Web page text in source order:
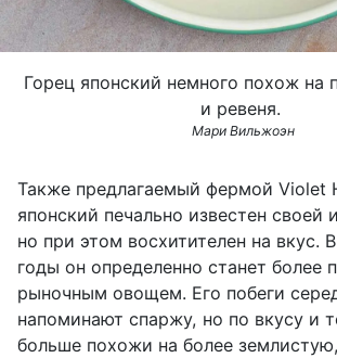
Горец японский немного похож на
и ревеня.
Мари Вильжоэн
Также предлагаемый фермой Violet
японский печально известен своей
но при этом восхитителен на вкус.
годы он определенно станет более
рыночным овощем. Его побеги
напоминают спаржу, но по вкусу и
больше похожи на более